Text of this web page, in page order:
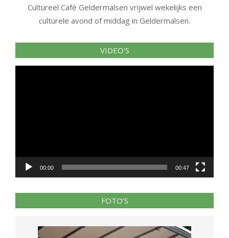
Cultureel Café Geldermalsen vrijwel wekelijks een
culturele avond of middag in Geldermalsen.
VIDEO’S
00:00 00:47
FOTO’S